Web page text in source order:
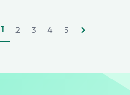
1 2 3 4 5